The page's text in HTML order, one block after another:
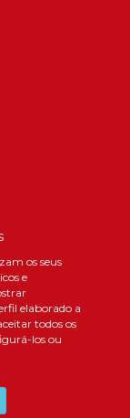
os seus
e
elaborado a
todos os
los ou